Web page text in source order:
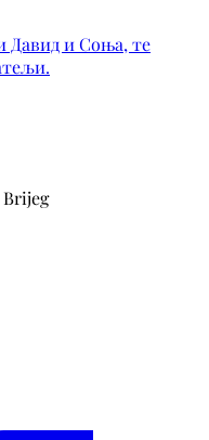
Давид и Соња, те